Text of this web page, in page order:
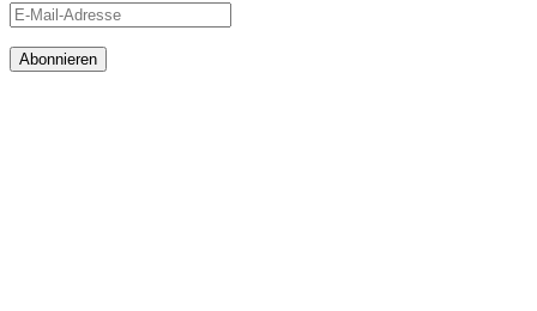
E-
Mail-
Adresse
Abonnieren